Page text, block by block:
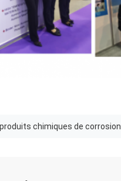
chimiques de corrosion